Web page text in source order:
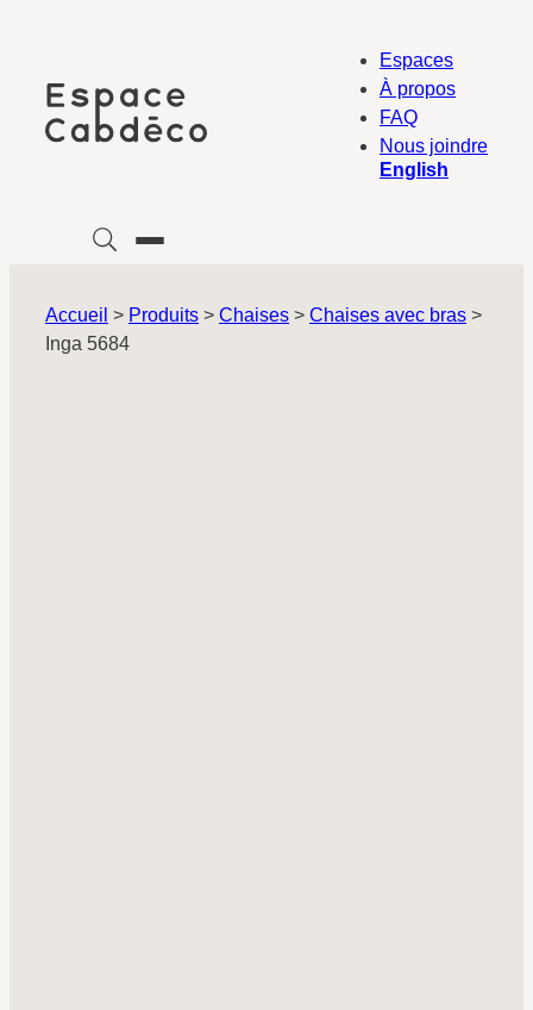
contenu
Espaces
À propos
FAQ
Nous joindre
English
Accueil > Produits > Chaises > Chaises avec bras >
Inga 5684